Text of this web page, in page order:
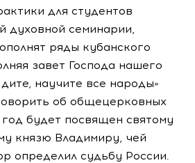
для студентов
духовной семинарии,
ряды кубанского
завет Господа нашего
научите все народы»
об общецерковных
будет посвящен святому
князю Владимиру, чей
определил судьбу России.